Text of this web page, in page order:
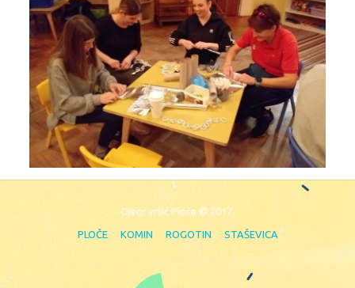
Dječji vrtić Ploče © 2017.
PLOČE KOMIN ROGOTIN STAŠEVICA